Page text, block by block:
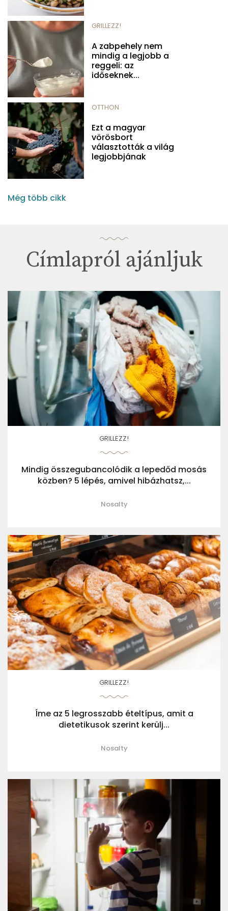
GRILLEZZ!
A zabpehely nem
mindig a legjobb a
reggeli: az
időseknek...
OTTHON
Ezt a magyar
vörösbort
választották a világ
legjobbjának
Még több cikk
Címlapról ajánljuk
GRILLEZZ!
Mindig összegubancolódik a lepedőd mosás
közben? 5 lépés, amivel hibázhatsz,...
Nosalty
GRILLEZZ!
Íme az 5 legrosszabb ételtípus, amit a
dietetikusok szerint kerülj...
Nosalty